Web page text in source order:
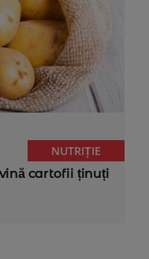
NUTRIȚIE
cartofii ținuți